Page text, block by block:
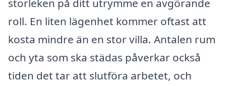
storleken på ditt utrymme en avgörande
roll. En liten lägenhet kommer oftast att
kosta mindre än en stor villa. Antalen rum
och yta som ska städas påverkar också
tiden det tar att slutföra arbetet, och